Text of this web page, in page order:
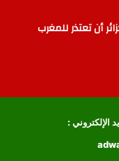
أن تعتذر للمغرب
الإلكتروني :